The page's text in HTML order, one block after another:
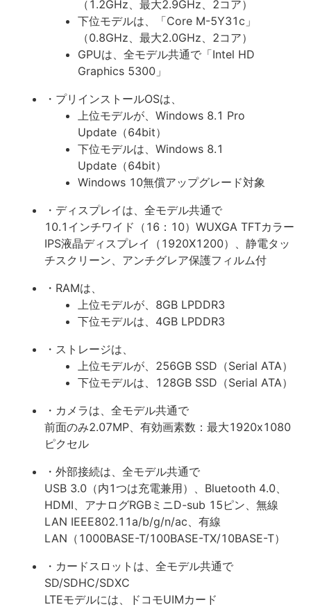
（1.2GHz、最大2.9GHz、2コア）
下位モデルは、「Core M-5Y31c」
（0.8GHz、最大2.0GHz、2コア）
GPUは、全モデル共通で「Intel HD
Graphics 5300」
・プリインストールOSは、
上位モデルが、Windows 8.1 Pro
Update（64bit）
下位モデルは、Windows 8.1
Update（64bit）
Windows 10無償アップグレード対象
・ディスプレイは、全モデル共通で
10.1インチワイド（16：10）WUXGA TFTカラー
IPS液晶ディスプレイ（1920X1200）、静電タッ
チスクリーン、アンチグレア保護フィルム付
・RAMは、
上位モデルが、8GB LPDDR3
下位モデルは、4GB LPDDR3
・ストレージは、
上位モデルが、256GB SSD（Serial ATA）
下位モデルは、128GB SSD（Serial ATA）
・カメラは、全モデル共通で
前面のみ2.07MP、有効画素数：最大1920x1080
ピクセル
・外部接続は、全モデル共通で
USB 3.0（内1つは充電兼用）、Bluetooth 4.0、
HDMI、アナログRGBミニD-sub 15ピン、無線
LAN IEEE802.11a/b/g/n/ac、有線
LAN（1000BASE-T/100BASE-TX/10BASE-T）
・カードスロットは、全モデル共通で
SD/SDHC/SDXC
LTEモデルには、ドコモUIMカード